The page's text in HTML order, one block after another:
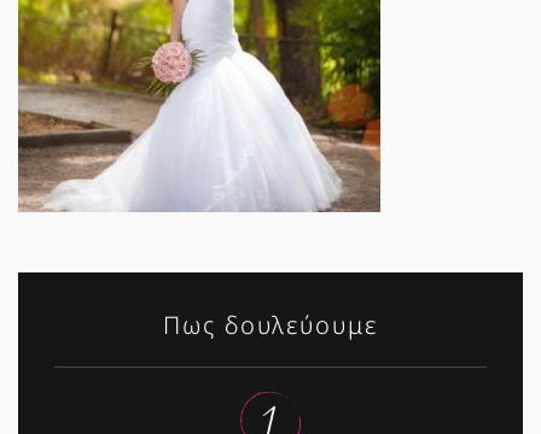
Πως δουλεύουμε